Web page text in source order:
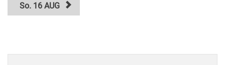
So. 16 AUG